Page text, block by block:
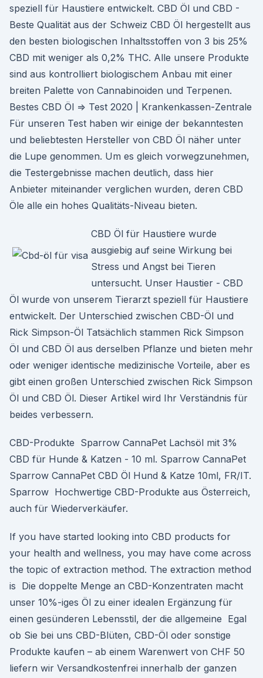
speziell für Haustiere entwickelt. CBD Öl und CBD -
Beste Qualität aus der Schweiz CBD Öl hergestellt aus
den besten biologischen Inhaltsstoffen von 3 bis 25%
CBD mit weniger als 0,2% THC. Alle unsere Produkte
sind aus kontrolliert biologischem Anbau mit einer
breiten Palette von Cannabinoiden und Terpenen.
Bestes CBD Öl ⇒ Test 2020 | Krankenkassen-Zentrale
Für unseren Test haben wir einige der bekanntesten
und beliebtesten Hersteller von CBD Öl näher unter
die Lupe genommen. Um es gleich vorwegzunehmen,
die Testergebnisse machen deutlich, dass hier
Anbieter miteinander verglichen wurden, deren CBD
Öle alle ein hohes Qualitäts-Niveau bieten.
CBD Öl für Haustiere wurde
ausgiebig auf seine Wirkung bei
Stress und Angst bei Tieren
untersucht. Unser Haustier - CBD
Öl wurde von unserem Tierarzt speziell für Haustiere
entwickelt. Der Unterschied zwischen CBD-Öl und
Rick Simpson-Öl Tatsächlich stammen Rick Simpson
Öl und CBD Öl aus derselben Pflanze und bieten mehr
oder weniger identische medizinische Vorteile, aber es
gibt einen großen Unterschied zwischen Rick Simpson
Öl und CBD Öl. Dieser Artikel wird Ihr Verständnis für
beides verbessern.
CBD-Produkte Sparrow CannaPet Lachsöl mit 3%
CBD für Hunde & Katzen - 10 ml. Sparrow CannaPet
Sparrow CannaPet CBD Öl Hund & Katze 10ml, FR/IT.
Sparrow Hochwertige CBD-Produkte aus Österreich,
auch für Wiederverkäufer.
If you have started looking into CBD products for
your health and wellness, you may have come across
the topic of extraction method. The extraction method
is Die doppelte Menge an CBD-Konzentraten macht
unser 10%-iges Öl zu einer idealen Ergänzung für
einen gesünderen Lebensstil, der die allgemeine Egal
ob Sie bei uns CBD-Blüten, CBD-Öl oder sonstige
Produkte kaufen – ab einem Warenwert von CHF 50
liefern wir Versandkostenfrei innerhalb der ganzen